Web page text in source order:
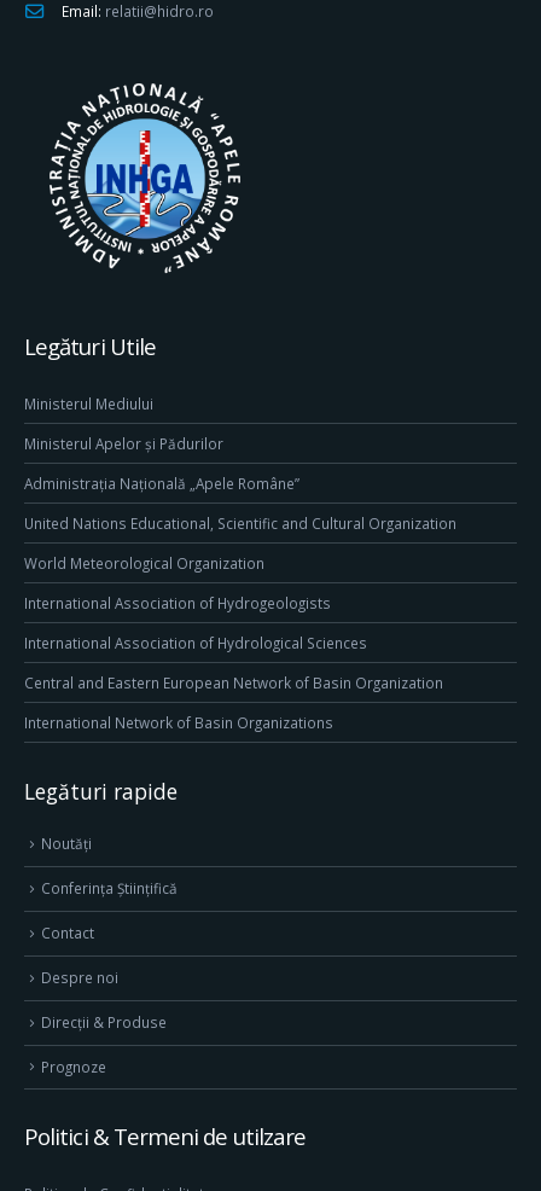
Email: relatii@hidro.ro
Legături Utile
Ministerul Mediului
Ministerul Apelor și Pădurilor
Administrația Națională „Apele Române”
United Nations Educational, Scientific and Cultural Organization
World Meteorological Organization
International Association of Hydrogeologists
International Association of Hydrological Sciences
Central and Eastern European Network of Basin Organization
International Network of Basin Organizations
Legături rapide
Noutăți
Conferința Științifică
Contact
Despre noi
Direcţii & Produse
Prognoze
Politici & Termeni de utilzare